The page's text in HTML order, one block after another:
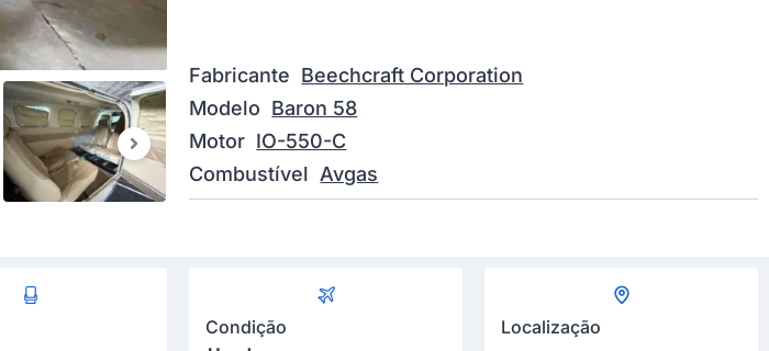
Fabricante Beechcraft Corporation
Modelo Baron 58
Motor IO-550-C
Combustível Avgas
Condição
Localização